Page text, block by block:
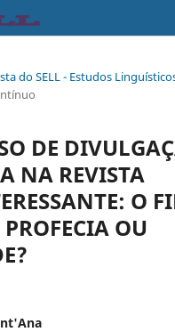
do SELL - Estudos
DE
NA REVISTA
O
OU